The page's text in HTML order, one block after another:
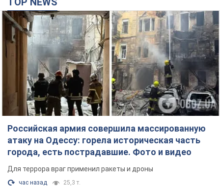
Российская армия совершила массированную
атаку на Одессу: горела историческая часть
города, есть пострадавшие. Фото и видео
Для террора враг применил ракеты и дроны
час назад 25,3 т.